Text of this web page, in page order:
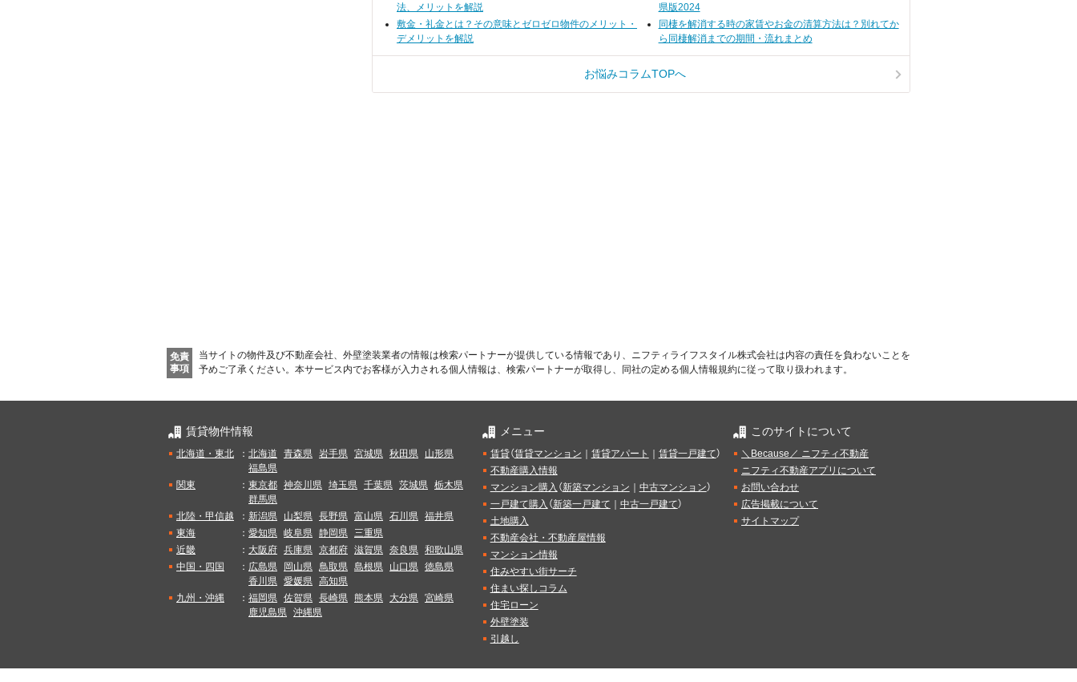
法、メリットを解説
県版2024
敷金・礼金とは？その意味とゼロゼロ物件のメリット・
デメリットを解説
同棲を解消する時の家賃やお金の清算方法は？別れてか
ら同棲解消までの期間・流れまとめ
お悩みコラムTOPへ
免責
事項
当サイトの物件及び不動産会社、外壁塗装業者の情報は検索パートナーが提供している情報であり、ニフティライフスタイル株式会社は内容の責任を負わないことを
予めご了承ください。 本サービス内でお客様が入力される個人情報は、検索パートナーが取得し、同社の定める個人情報規約に従って取り扱われます。
賃貸物件情報
北海道・東北 ： 北海道 青森県 岩手県 宮城県 秋田県
山形県
福島県
関東
： 東京都 神奈川県 埼玉県 千葉県 茨城県 栃木県
群馬県
北陸・甲信越
： 新潟県 山梨県 長野県 富山県 石川県 福井県
東海
： 愛知県 岐阜県 静岡県 三重県
近畿
： 大阪府 兵庫県 京都府 滋賀県 奈良県 和歌山県
中国・四国
： 広島県 岡山県 鳥取県 島根県 山口県 徳島県
香川県 愛媛県 高知県
九州・沖縄
： 福岡県 佐賀県 長崎県 熊本県 大分県 宮崎県
鹿児島県 沖縄県
メニュー
賃貸（賃貸マンション 賃貸アパート 賃貸一戸建て）
不動産購入情報
マンション購入 （新築マンション 中古マンション）
一戸建て購入 （新築一戸建て 中古一戸建て）
土地購入
不動産会社・不動産屋情報
マンション情報
住みやすい街サーチ
住まい探しコラム
住宅ローン
外壁塗装
引越し
このサイトについて
＼Because／ ニフティ不動産
ニフティ不動産アプリについて
お問い合わせ
広告掲載について
サイトマップ